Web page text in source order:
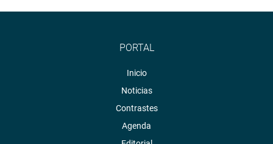
PORTAL
Inicio
Noticias
Contrastes
Agenda